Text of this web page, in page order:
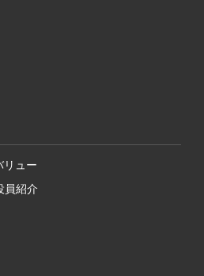
リュー
員紹介